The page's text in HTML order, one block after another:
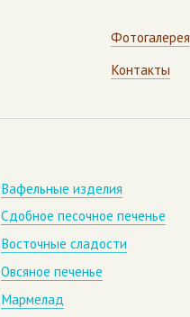
Фотогалерея
Контакты
Вафельные изделия
Сдобное песочное печенье
Восточные сладости
Овсяное печенье
Мармелад